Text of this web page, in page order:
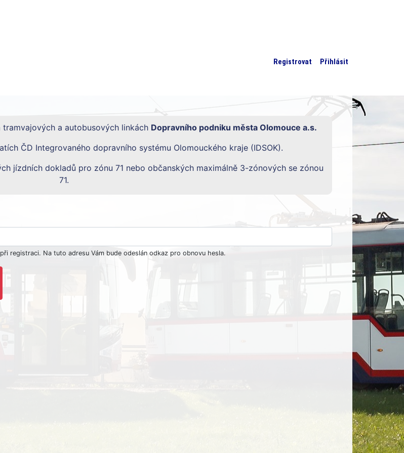
Registrovat Přihlásit
a autobusových linkách Dopravního podniku města Olomouce a.s.
ČD Integrovaného dopravního systému Olomouckého kraje (IDSOK).
jízdních dokladů pro zónu 71 nebo občanských maximálně 3-zónových se zónou
71.
registraci. Na tuto adresu Vám bude odeslán odkaz pro obnovu hesla.